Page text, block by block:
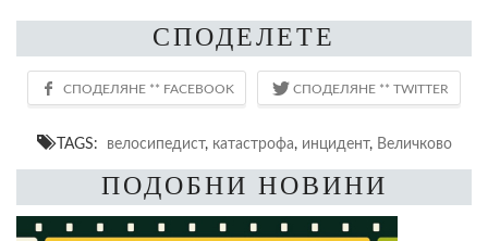
СПОДЕЛЕТЕ
TAGS: велосипедист, катастрофа, инцидент, Величково
ПОДОБНИ НОВИНИ